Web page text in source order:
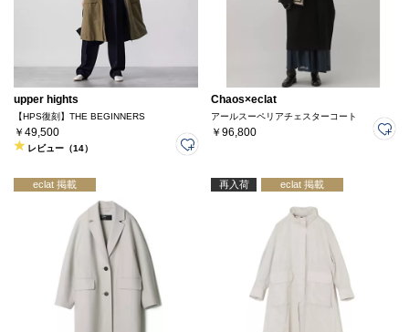
upper hights
【HPS復刻】THE BEGINNERS
￥49,500
レビュー（14）
Chaos×eclat
アールスーペリアチェスターコート
￥96,800
eclat 掲載 再入荷 eclat 掲載